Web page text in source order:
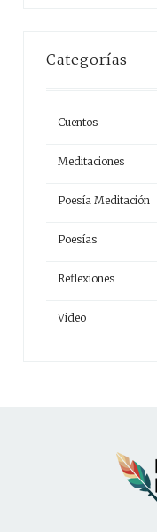
Categorías
Cuentos
Meditaciones
Poesía Meditación
Poesías
Reflexiones
Video